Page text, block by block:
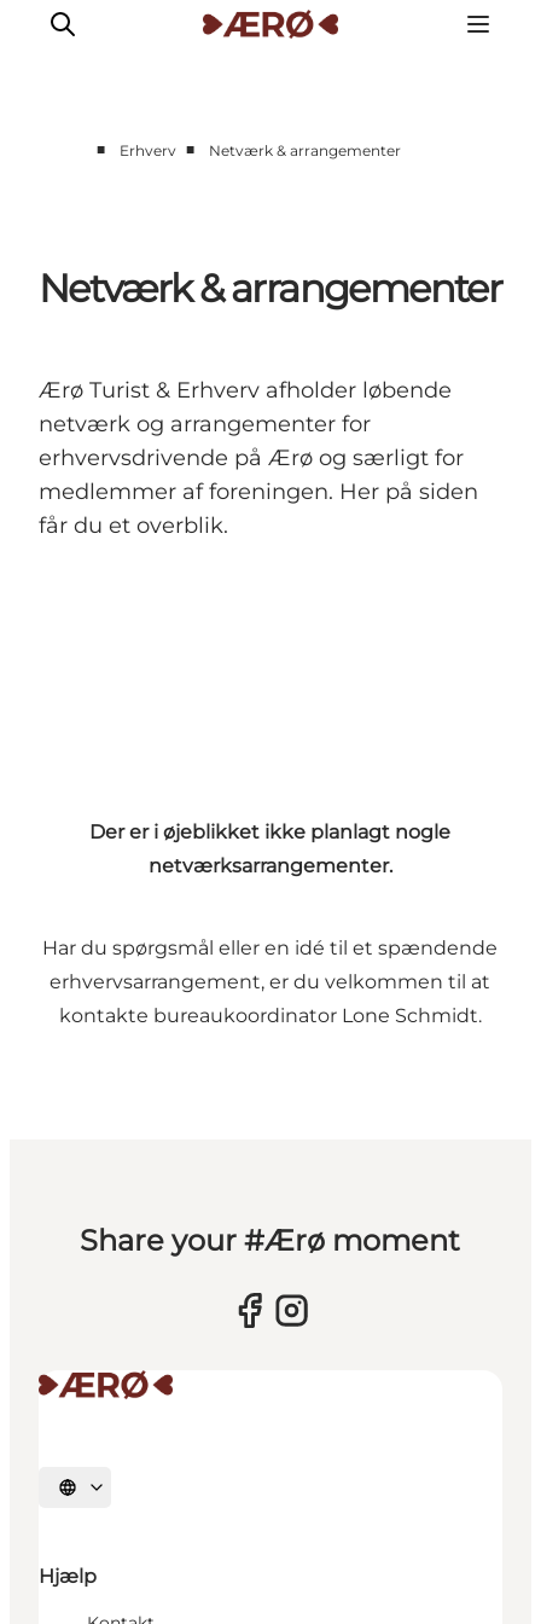
■ Erhverv ■ Netværk & arrangementer
Netværk & arrangementer
Ærø Turist & Erhverv afholder løbende
netværk og arrangementer for
erhvervsdrivende på Ærø og særligt for
medlemmer af foreningen. Her på siden
får du et overblik.
Der er i øjeblikket ikke planlagt nogle
netværksarrangementer.
Har du spørgsmål eller en idé til et spændende
erhvervsarrangement, er du velkommen til at
kontakte bureaukoordinator Lone Schmidt.
Share your #Ærø moment
Vælg sprog
Hjælp